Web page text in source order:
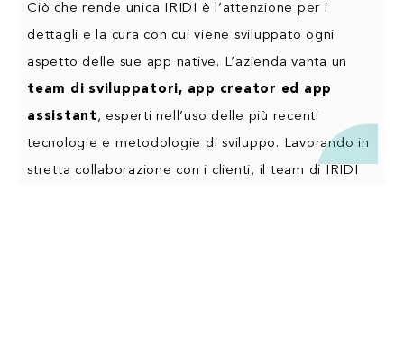
Ciò che rende unica IRIDI è l’attenzione per i
dettagli e la cura con cui viene sviluppato ogni
aspetto delle sue app native. L’azienda vanta un
team di sviluppatori, app creator ed app
assistant , esperti nell’uso delle più recenti
tecnologie e metodologie di sviluppo. Lavorando in
stretta collaborazione con i clienti, il team di IRIDI